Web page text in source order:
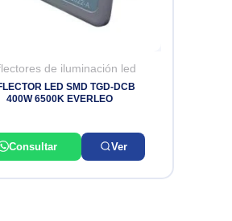
de iluminación led
LED SMD TGD-DCB
400W 6500K EVERLEO
Consultar Ver